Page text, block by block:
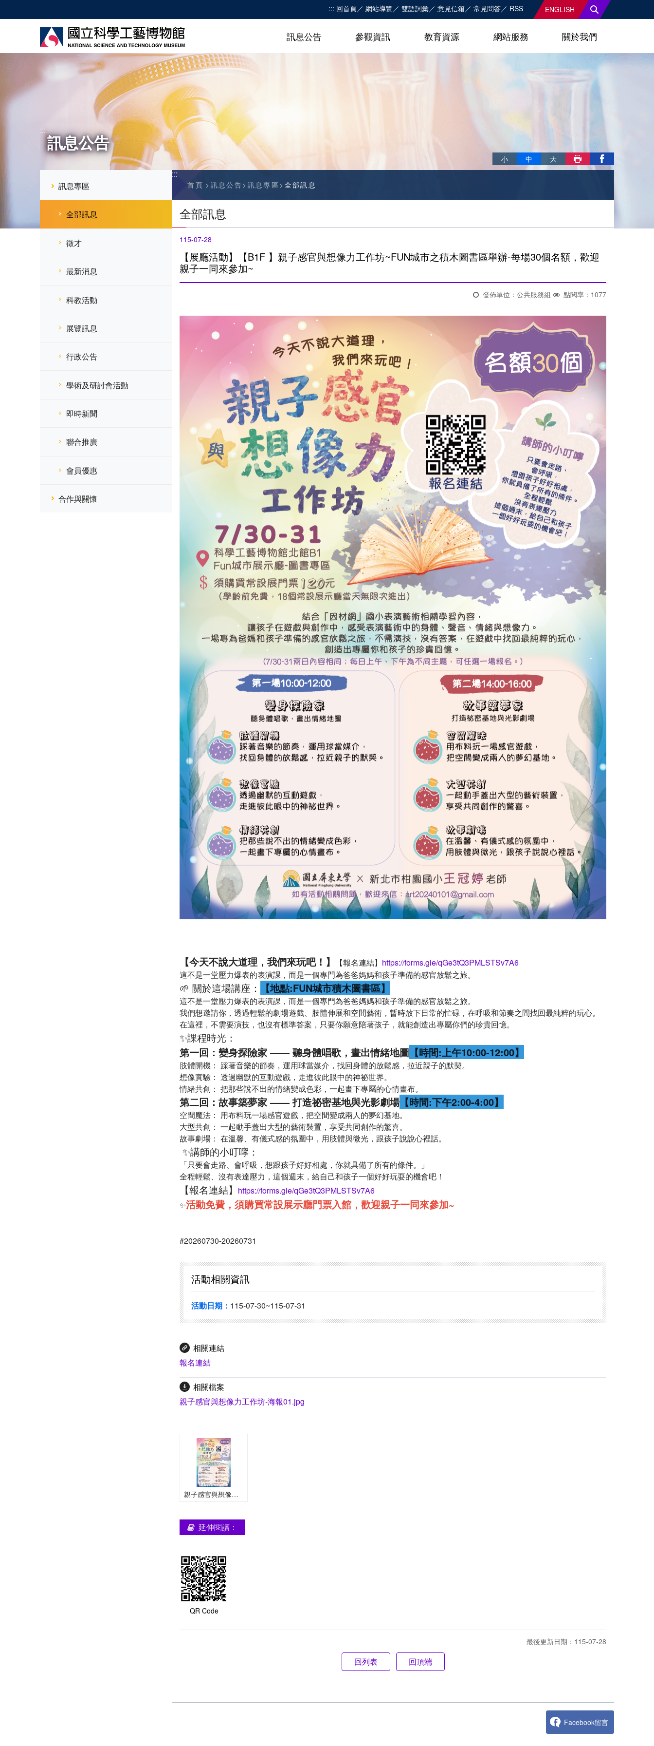
主
::: 回首頁 網站導覽 雙語詞彙 意見信箱 常見問答 RSS ENGLISH
訊息公告 參觀資訊 教育資源 網站服務 關於我們
:::
訊息公告
訊息專區
全部訊息
徵才
最新消息
科教活動
展覽訊息
行政公告
學術及研討會活動
即時新聞
聯合推廣
會員優惠
合作與關懷
略過字型切換，社群分享工具列
小
中 大
:::
首頁 訊息公告 訊息專區 全部訊息
全部訊息
115-07-28
【展廳活動】【B1F 】親子感官與想像力工作坊~FUN城市之積木圖書區舉辦-每場30個名額，歡迎
親子一同來參加~
發佈單位：公共服務組 點閱率：1077
【今天不說大道理，我們來玩吧！】 【報名連結】 https://forms.gle/qGe3tQ3PMLSTSv7A6
這不是一堂壓力爆表的表演課，而是一個專門為爸爸媽媽和孩子準備的感官放鬆之旅。
🌱 關於這場講座： 【地點:FUN城市積木圖書區】
這不是一堂壓力爆表的表演課，而是一個專門為爸爸媽媽和孩子準備的感官放鬆之旅。
我們想邀請你，透過輕鬆的劇場遊戲、肢體伸展和空間藝術，暫時放下日常的忙碌，在呼吸和節奏之間找回最純粹的玩心。
在這裡，不需要演技，也沒有標準答案，只要你願意陪著孩子，就能創造出專屬你們的珍貴回憶。
✨課程時光：
第一回：變身探險家 —— 聽身體唱歌，畫出情緒地圖 【時間:上午10:00-12:00】
肢體開機： 踩著音樂的節奏，運用球當媒介，找回身體的放鬆感，拉近親子的默契。
想像實驗： 透過幽默的互動遊戲，走進彼此眼中的神祕世界。
情緒共創： 把那些說不出的情緒變成色彩，一起畫下專屬的心情畫布。
第二回：故事築夢家 —— 打造祕密基地與光影劇場 【時間:下午2:00-4:00】
空間魔法： 用布料玩一場感官遊戲，把空間變成兩人的夢幻基地。
大型共創： 一起動手蓋出大型的藝術裝置，享受共同創作的驚喜。
故事劇場： 在溫馨、有儀式感的氛圍中，用肢體與微光，跟孩子說說心裡話。
✨講師的小叮嚀：
「只要會走路、會呼吸，想跟孩子好好相處，你就具備了所有的條件。」
全程輕鬆、沒有表達壓力，這個週末，給自己和孩子一個好好玩耍的機會吧！
【報名連結】 https://forms.gle/qGe3tQ3PMLSTSv7A6
✨活動免費，須購買常設展示廳門票入館 ，歡迎親子一同來參加~
#20260730-20260731
活動相關資訊
活動日期： 115-07-30~115-07-31
相關連結
報名連結
相關檔案
親子感官與想像力工作坊-海報01.jpg
親子感官與想像力工作坊
延伸閱讀：
QR Code
最後更新日期：115-07-28
回頂端
Facebook留言